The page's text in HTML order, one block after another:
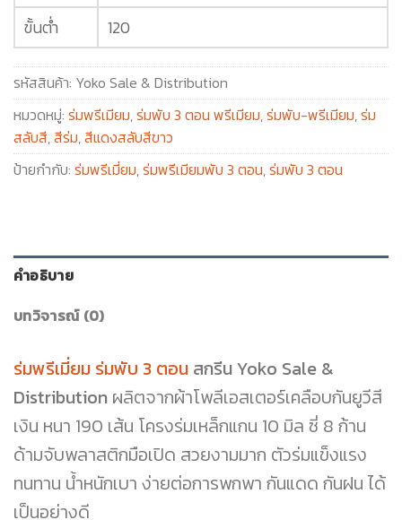
ขั้นต่ำ
120
รหัสสินค้า: Yoko Sale & Distribution
หมวดหมู่: ร่มพรีเมียม,ร่มพับ 3 ตอน พรีเมียม,ร่มพับ-พรีเมียม,ร่ม
สลับสี,สีร่ม,สีแดงสลับสีขาว
ป้ายกำกับ: ร่มพรีเมี่ยม,ร่มพรีเมียมพับ 3 ตอน,ร่มพับ 3 ตอน
คำอธิบาย
บทวิจารณ์ (0)
ร่มพรีเมี่ยม ร่มพับ 3 ตอน สกรีน Yoko Sale &
Distribution ผลิตจากผ้าโพลีเอสเตอร์เคลือบกันยูวีสี
เงิน หนา 190 เส้น โครงร่มเหล็กแกน 10 มิล ซี่ 8 ก้าน
ด้ามจับพลาสติกมือเปิด สวยงามมาก ตัวร่มแข็งแรง
ทนทาน น้ำหนักเบา ง่ายต่อการพกพา กันแดด กันฝน ได้
เป็นอย่างดี